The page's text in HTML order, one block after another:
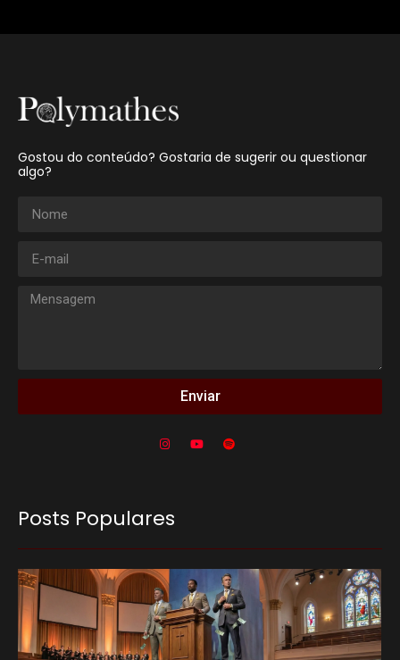
Gostou do conteúdo? Gostaria de sugerir ou questionar
algo?
Enviar
Posts Populares